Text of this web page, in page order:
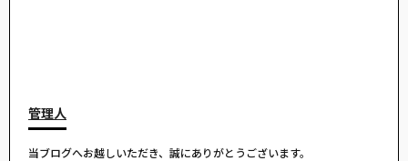
管理人
当ブログへお越しいただき、誠にありがとうございます。